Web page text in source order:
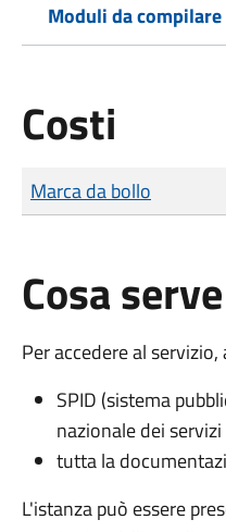
Moduli da
Costi
Tipo di pagamento
Importo
Marca da bollo
Cosa serve
Per accedere al
SPID (sistema
nazionale dei servizi
tutta la
L'istanza può essere